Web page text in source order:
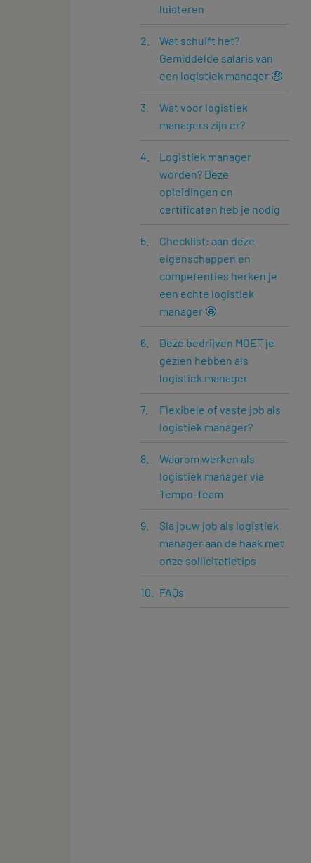
luisteren
Wat schuift het?
Gemiddelde salaris van
een logistiek manager 🤑
Wat voor logistiek
managers zijn er?
Logistiek manager
worden? Deze
opleidingen en
certificaten heb je nodig
Checklist: aan deze
eigenschappen en
competenties herken je
een echte logistiek
manager 🤩
Deze bedrijven MOET je
gezien hebben als
logistiek manager
Flexibele of vaste job als
logistiek manager?
Waarom werken als
logistiek manager via
Tempo-Team
Sla jouw job als logistiek
manager aan de haak met
onze sollicitatietips
FAQs